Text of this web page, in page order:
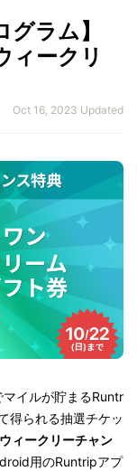
ラム】
ィークリ
Oct 16, 2023 Updated
イルが貯まるRuntr
得られる抽選チケッ
ウィークリーチャン
用のRuntripアプ